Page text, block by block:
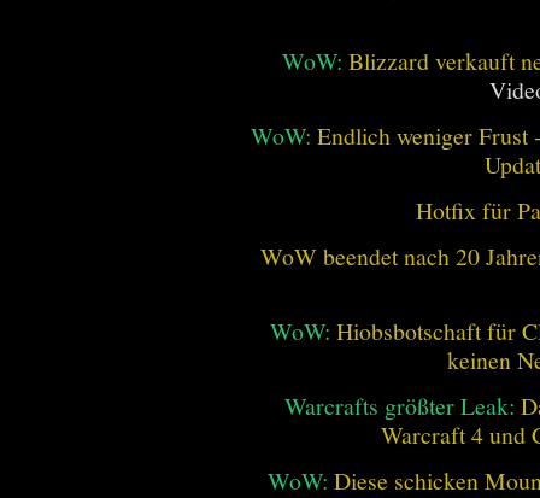
WoW: Blizzard verkauft
WoW: Endlich weniger
Hotfix für
WoW beendet nach 20
WoW: Hiobsbotschaft für
keinen
Warcrafts größter Leak:
Warcraft 4 und
WoW: Diese schicken